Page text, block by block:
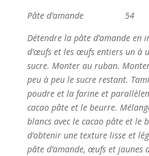
Pâte d’amande
Détendre la pâte d’amande en
d’œufs et les œufs entiers un à
sucre. Monter au ruban.
peu à peu le sucre restant.
poudre et la farine et
cacao pâte et le beurre.
blancs avec le cacao pâte et le
d’obtenir une texture lisse et
pâte d’amande, œufs et jaunes